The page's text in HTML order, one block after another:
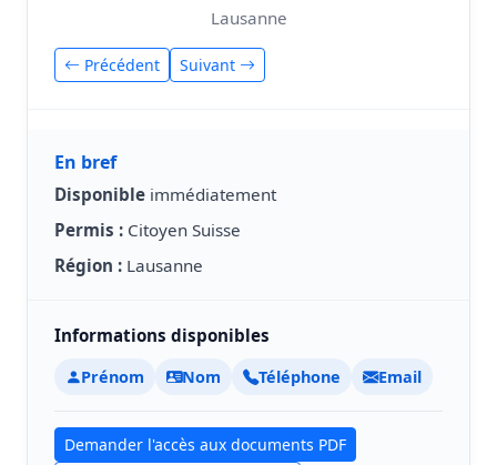
Lausanne
Précédent Suivant
En bref
Disponible immédiatement
Permis : Citoyen Suisse
Région : Lausanne
Informations disponibles
Prénom Nom Téléphone Email
Demander l'accès aux documents PDF